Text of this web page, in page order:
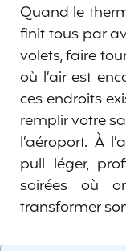
Quand le
finit tous par
volets, faire
où l’air est
ces endroits
remplir votre
l’aéroport. À
pull léger,
soirées où
transformer